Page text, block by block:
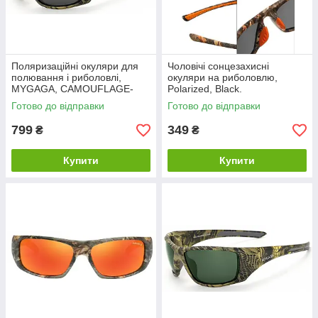
Поляризаційні окуляри для
полювання і риболовлі,
MYGAGA, CAMOUFLAGE-
Grey.
Готово до відправки
799 ₴
Купити
Чоловічі сонцезахисні
окуляри на риболовлю,
Polarized, Black.
Готово до відправки
349 ₴
Купити